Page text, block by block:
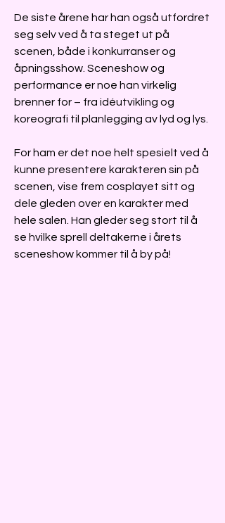
De siste årene har han også utfordret
seg selv ved å ta steget ut på
scenen, både i konkurranser og
åpningsshow. Sceneshow og
performance er noe han virkelig
brenner for – fra idéutvikling og
koreografi til planlegging av lyd og lys.
For ham er det noe helt spesielt ved å
kunne presentere karakteren sin på
scenen, vise frem cosplayet sitt og
dele gleden over en karakter med
hele salen. Han gleder seg stort til å
se hvilke sprell deltakerne i årets
sceneshow kommer til å by på!